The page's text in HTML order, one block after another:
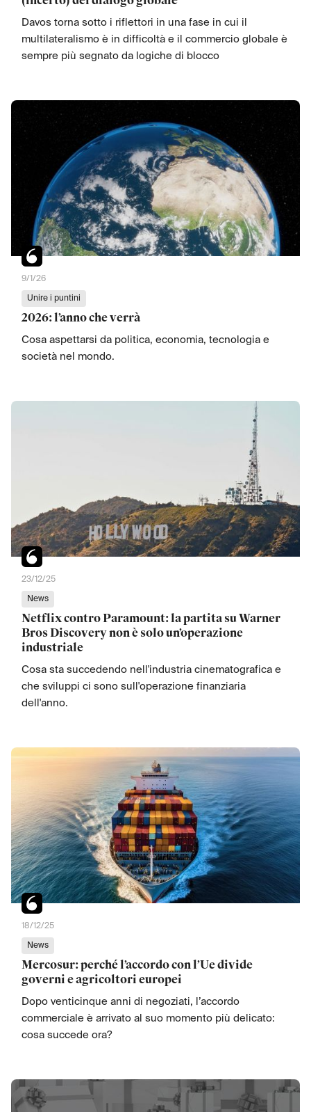
Davos torna sotto i riflettori in una fase in cui il
multilateralismo è in difficoltà e il commercio globale è
sempre più segnato da logiche di blocco
9/1/26
Unire i puntini
2026: l’anno che verrà
Cosa aspettarsi da politica, economia, tecnologia e
società nel mondo.
23/12/25
News
Netflix contro Paramount: la partita su Warner
Bros Discovery non è solo un’operazione
industriale
Cosa sta succedendo nell'industria cinematografica e
che sviluppi ci sono sull'operazione finanziaria
dell'anno.
18/12/25
News
Mercosur: perché l’accordo con l’Ue divide
governi e agricoltori europei
Dopo venticinque anni di negoziati, l’accordo
commerciale è arrivato al suo momento più delicato:
cosa succede ora?